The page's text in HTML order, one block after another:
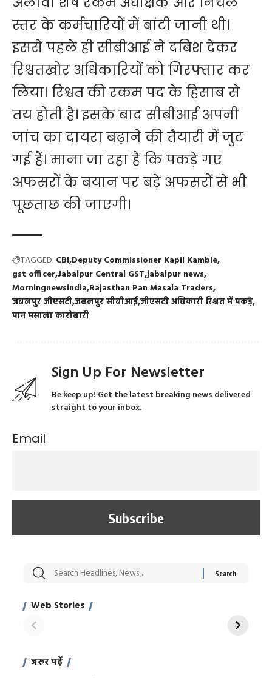
स्तर के कर्मचारियों में बांटी जानी थी।
इससे पहले ही सीबीआई ने दबिश देकर
रिश्वतखोर अधिकारियों को गिरफ्तार कर
लिया। रिश्वत की रकम पद के हिसाब से
तय होती है। इसके बाद सीबीआई अपनी
जांच का दायरा बढ़ाने की तैयारी में जुट
गई हैं। माना जा रहा है कि पकड़े गए
अफसरों के बयान पर बड़े अफसरों से भी
पूछताछ की जाएगी।
TAGGED: CBI Deputy Commissioner Kapil Kamble
gst officer Jabalpur Central GST jabalpur news
Morningnewsindia Rajasthan Pan Masala Traders
जबलपुर जीएसटीजबलपुर सीबीआईजीएसटी अधिकारी रिश्वत में पकड़े
पान मसाला कारोबारी
Sign Up For Newsletter
Be keep up! Get the latest breaking news delivered
straight to your inbox.
Email
Web Stories
सट्टेबाजी में अरेस्ट हुए
साहिल खान
रोज एक कच्चे लहसुन
जरूर पढ़ें